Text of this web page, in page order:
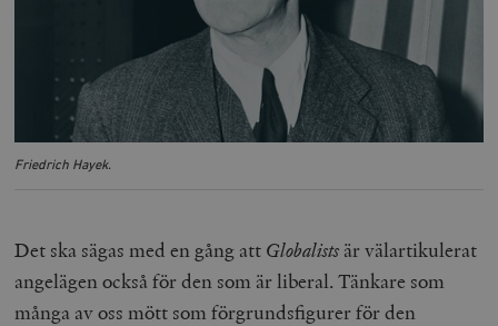
Friedrich Hayek.
Det ska sägas med en gång att Globalists är välartikulerat
angelägen också för den som är liberal. Tänkare som
många av oss mött som förgrundsfigurer för den